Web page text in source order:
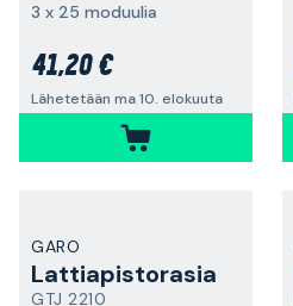
3 x 25 moduulia
41,20 €
Lähetetään ma 10. elokuuta
GARO
Lattiapistorasia
GTJ 2210